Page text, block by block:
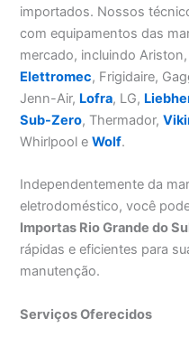
importados. Nossos
com equipamentos das
mercado, incluindo
Elettromec, Frigidaire,
Jenn-Air, Lofra, LG,
Sub-Zero, Thermador,
Whirlpool eWolf.
Independentemente da
eletrodoméstico, você
Importas Rio Grande do
rápidas e eficientes para
manutenção.
Serviços Oferecidos